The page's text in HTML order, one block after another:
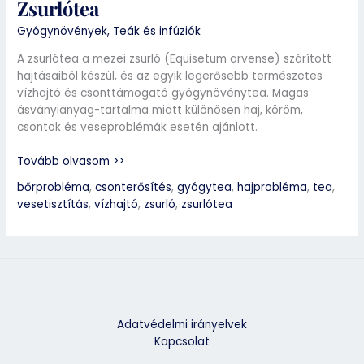
Zsurlótea
Gyógynövények, Teák és infúziók
A zsurlótea a mezei zsurló (Equisetum arvense) szárított
hajtásaiból készül, és az egyik legerősebb természetes
vízhajtó és csonttámogató gyógynövénytea. Magas
ásványianyag-tartalma miatt különösen haj, köröm,
csontok és veseproblémák esetén ajánlott.
Tovább olvasom >>
bőrprobléma,csonterősítés,gyógytea,hajprobléma, tea,
vesetisztítás,vízhajtó, zsurló, zsurlótea
Adatvédelmi irányelvek
Kapcsolat